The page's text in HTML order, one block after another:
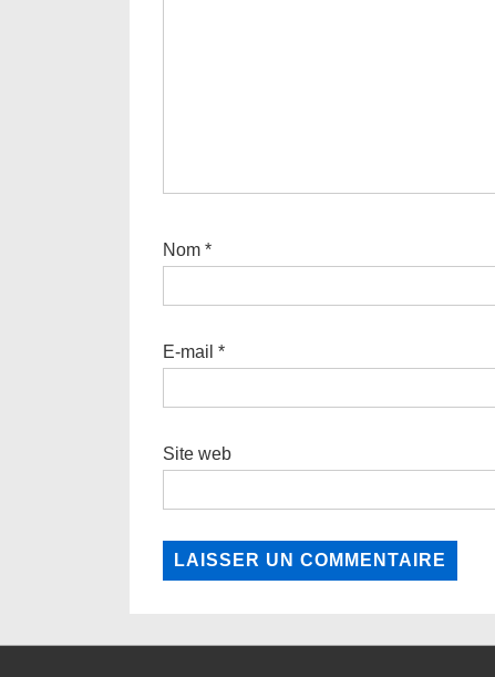
Nom *
E-mail *
Site web